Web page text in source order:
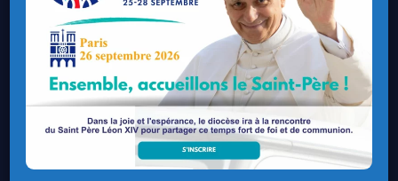
Le Diocèse de Quimper et Léon
Contacter le Diocèse
Contacter ma Paroisse
Contacter un service
Contacter une permanence